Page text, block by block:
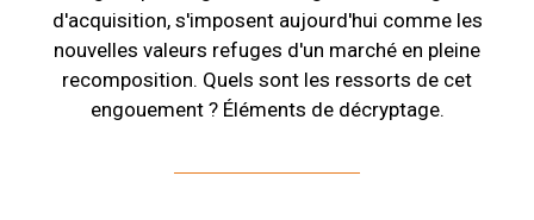
d'acquisition, s'imposent aujourd'hui comme les
nouvelles valeurs refuges d'un marché en pleine
recomposition. Quels sont les ressorts de cet
engouement ? Éléments de décryptage.